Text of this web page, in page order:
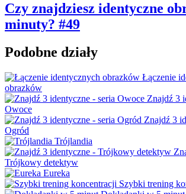
Czy znajdziesz identyczne
minuty? #49
Podobne działy
Łączenie
obrazków
Znajdź 3
Owoce
Znajdź 3
Ogród
Trójlandia
Trójkowy detektyw
Eureka
Szybki trening